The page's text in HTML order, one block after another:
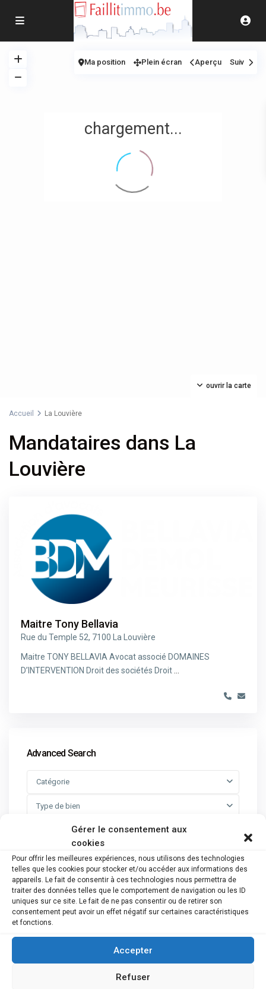
Gérer le consentement aux
cookies
Pour offrir les meilleures expériences, nous utilisons des technologies
telles que les cookies pour stocker et/ou accéder aux informations des
appareils. Le fait de consentir à ces technologies nous permettra de
traiter des données telles que le comportement de navigation ou les ID
uniques sur ce site. Le fait de ne pas consentir ou de retirer son
consentement peut avoir un effet négatif sur certaines caractéristiques
et fonctions.
Accepter
Refuser
chargement...
ouvrir la carte
Ma position Plein écran Aperçu Suiv
Accueil La Louvière
Mandataires dans La
Louvière
Maitre Tony Bellavia
Rue du Temple 52, 7100 La Louvière
Maitre TONY BELLAVIA Avocat associé DOMAINES
D’INTERVENTION Droit des sociétés Droit
Advanced Search
Catégorie
Type de bien
Province
Recherche